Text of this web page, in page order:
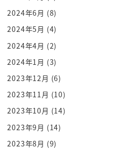
走っといた方がいいと思うよ
そうなんですかね
走れなくなるからよ ほっといて
なんかその五郎さんが講談社を
なったのって45の時
そのぐらいそのぐらい
ですよね
どういうもんだったんですか
えーとね
いやだから その今の話じゃな
2024年6月 (8)
2024年5月 (4)
2024年4月 (2)
2024年1月 (3)
2023年12月 (6)
2023年11月 (10)
2023年10月 (14)
2023年9月 (14)
2023年8月 (9)